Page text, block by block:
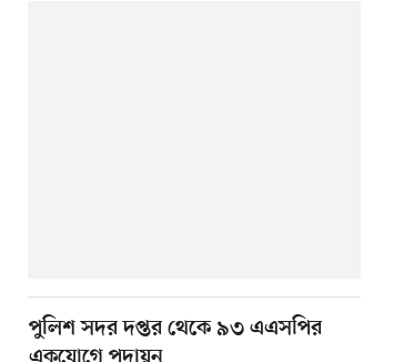
পুলিশ সদর দপ্তর থেকে ৯৩ এএসপির